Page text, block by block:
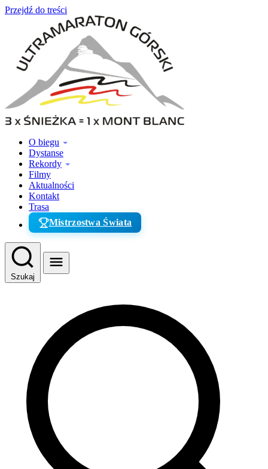
Przejdź do treści
O biegu
Dystanse
Rekordy
Filmy
Aktualności
Kontakt
Trasa
Mistrzostwa Świata
Szukaj